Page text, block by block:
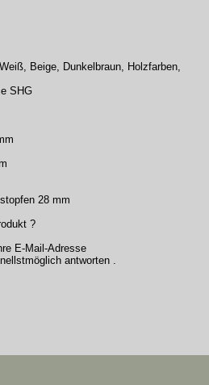
Beige, Dunkelbraun, Holzfarben,
SHG
28 mm
?
E-Mail-Adresse
antworten .